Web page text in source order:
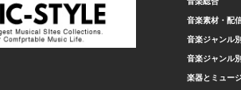
音楽素材・配
音楽ジャンル
音楽ジャンル
楽器とミュー